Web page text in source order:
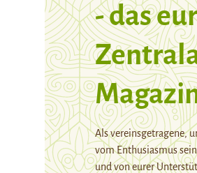
- das
Als vereinsgetragene,
vom Enthusiasmus
und von eurer